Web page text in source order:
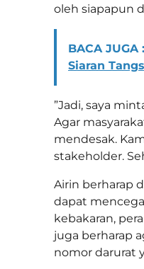
oleh siapapun
BACA JUGA :
Siaran
”Jadi, saya
Agar
mendesak.
stakeholder.
Airin berharap
dapat
kebakaran,
juga berharap
nomor darurat